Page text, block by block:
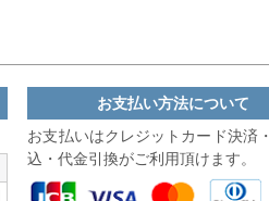
お支払い方法について
お支払いはクレジットカード決済・
込・代金引換がご利用頂けます。